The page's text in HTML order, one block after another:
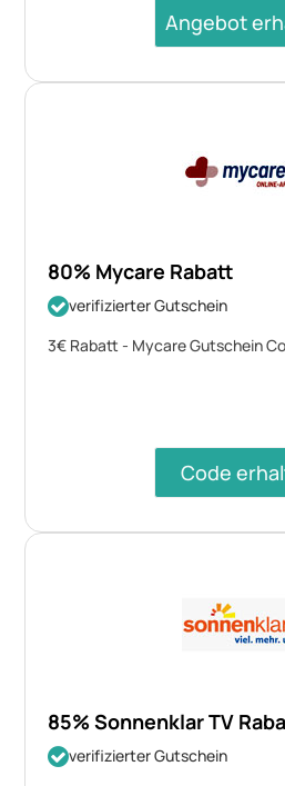
Angebot
80% Mycare Rabatt
verifizierter Gutschein
3€ Rabatt - Mycare Gutschein
Code
85% Sonnenklar TV
verifizierter Gutschein